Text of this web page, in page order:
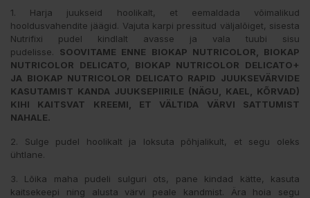
1. Harja juukseid hoolikalt, et eemaldada võimalikud
hooldusvahendite jäägid. Vajuta karpi pressitud väljalõiget, sisesta
Nutrifixi pudel kindlalt avasse ja vala tuubi sisu
pudelisse. SOOVITAME ENNE BIOKAP NUTRICOLOR, BIOKAP
NUTRICOLOR DELICATO, BIOKAP NUTRICOLOR DELICATO+
JA BIOKAP NUTRICOLOR DELICATO RAPID JUUKSEVÄRVIDE
KASUTAMIST KANDA JUUKSEPIIRILE (NÄGU, KAEL, KÕRVAD)
KIHI KAITSVAT KREEMI, ET VÄLTIDA VÄRVI SATTUMIST
NAHALE.
2. Sulge pudel hoolikalt ja loksuta põhjalikult, et segu oleks
ühtlane.
3. Lõika maha pudeli sulguri ots, pane kindad kätte, kasuta
kaitsekeepi ning alusta värvi peale kandmist. Ära hoia segu